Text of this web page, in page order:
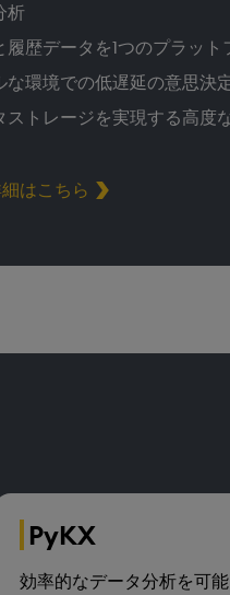
析
歴データを1つのプラット
な環境での低遅延の意思決
ストレージを実現する高度
はこちら
PyKX
効率的なデータ分析を可